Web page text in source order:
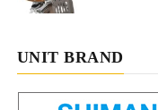
UNIT BRAND